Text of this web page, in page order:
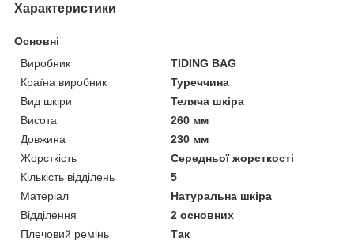
Характеристики
Основні
Виробник
TIDING BAG
Країна виробник
Туреччина
Вид шкіри
Теляча шкіра
Висота
260 мм
Довжина
230 мм
Жорсткість
Середньої жорсткості
Кількість відділень
5
Матеріал
Натуральна шкіра
Відділення
2 основних
Плечовий ремінь
Так